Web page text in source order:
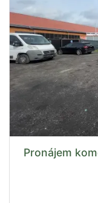
Pronájem